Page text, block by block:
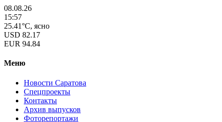
08.08.26
15:57
25.41°C, ясно
USD 82.17
EUR 94.84
Меню
Новости Саратова
Спецпроекты
Контакты
Архив выпусков
Фоторепортажи